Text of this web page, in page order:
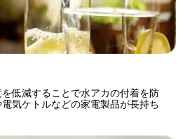
低減することで水アカの付着を防
気ケトルなどの家電製品が長持ち